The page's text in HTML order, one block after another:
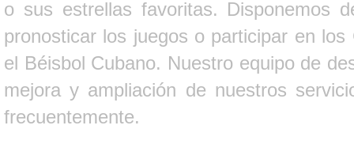
o sus estrellas favoritas. Disponemos
pronosticar los juegos o participar en
el Béisbol Cubano. Nuestro equipo de
mejora y ampliación de nuestros
frecuentemente.